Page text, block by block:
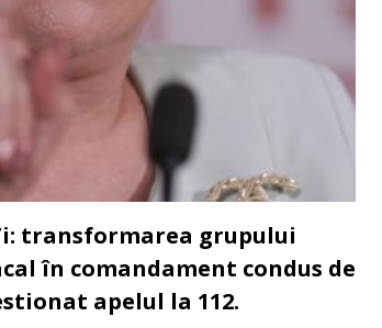
transformarea grupului
în comandament condus de
apelul la 112.